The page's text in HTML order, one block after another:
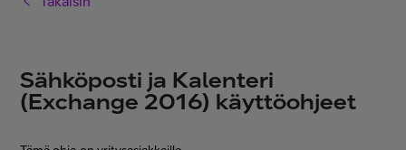
Asiakastuki
Sähköposti ja Kalenteri
(Exchange 2016) käyttöohjeet